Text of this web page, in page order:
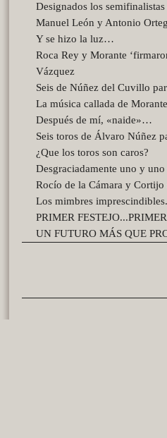
Designados los
Manuel León y Antonio
Y se hizo la luz…
Roca Rey y Morante
Vázquez
Seis de Núñez del Cuvillo
La música callada de
Después de mí, «naide»…
Seis toros de Álvaro Núñez
¿Que los toros son caros?
Desgraciadamente uno y uno
Rocío de la Cámara y Cortijo
Los mimbres imprescindibles.
PRIMER
UN FUTURO MÁS QUE